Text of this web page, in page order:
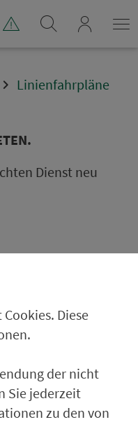
Linienfahrpläne
Dienst neu
Groß­raum
130 Ver­kehrs­un­
Eine Fahr­kar­te.
Diese
der nicht
Sie jederzeit
zu den von